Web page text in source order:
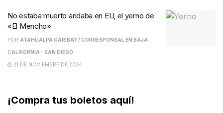
No estaba muerto andaba en EU, el yerno de
«El Mencho»
POR ATAHUALPA GARIBAY / CORRESPONSAL EN BAJA
CALIFORNIA - SAN DIEGO
21 DE NOVIEMBRE DE 2024
¡Compra tus boletos aquí!